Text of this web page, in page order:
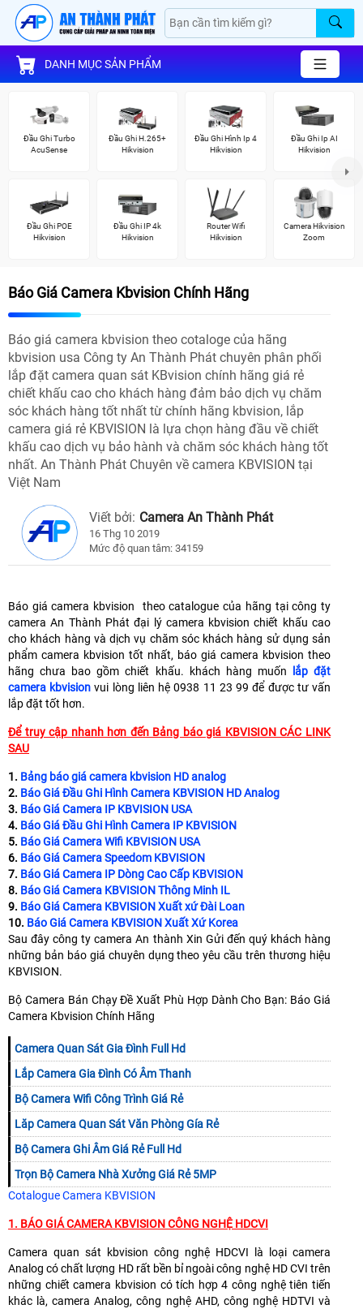
DANH MỤC SẢN PHẨM
Đầu Ghi Turbo
AcuSense
Đầu Ghi H.265+
Hikvision
Đầu Ghi Hình Ip 4
Hikvision
Đầu Ghi Ip AI
Hikvision
Đầu Ghi POE
Hikvision
Đầu Ghi IP 4k
Hikvision
Router Wifi
Hikvision
Camera Hikvision
Zoom
Báo Giá Camera Kbvision Chính Hãng
Báo giá camera kbvision theo cotaloge của hãng
kbvision usa Công ty An Thành Phát chuyên phân phối
lắp đặt camera quan sát KBvision chính hãng giá rẻ
chiết khấu cao cho khách hàng đảm bảo dịch vụ chăm
sóc khách hàng tốt nhất từ chính hãng kbvision, lắp
camera giá rẻ KBVISION là lựa chọn hàng đầu về chiết
khấu cao dịch vụ bảo hành và chăm sóc khách hàng tốt
nhất. An Thành Phát Chuyên về camera KBVISION tại
Việt Nam
Viết bởi: Camera An Thành Phát
16 Thg 10 2019
Mức độ quan tâm: 34159
Báo giá camera kbvision theo catalogue của hãng tại công ty
camera An Thành Phát đại lý camera kbvision chiết khấu cao
cho khách hàng và dịch vụ chăm sóc khách hàng sử dụng sản
phẩm camera kbvision tốt nhất, báo giá camera kbvision theo
hãng chưa bao gồm chiết khấu. khách hàng muốn
lắp đặt
camera kbvision vui lòng liên hệ 0938 11 23 99 để được tư vấn
lắp đặt tốt hơn.
Để truy cập nhanh hơn đến Bảng báo giá KBVISION CÁC LINK
SAU
1. Bảng báo giá camera kbvision HD analog
2. Báo Giá Đầu Ghi Hình Camera KBVISION HD Analog
3. Báo Giá Camera IP KBVISION USA
4. Báo Giá Đầu Ghi Hình Camera IP KBVISION
5. Báo Giá Camera Wifi KBVISION USA
6. Báo Giá Camera Speedom KBVISION
7. Báo Giá Camera IP Dòng Cao Cấp KBVISION
8. Báo Giá Camera KBVISION Thông Minh IL
9. Báo Giá Camera KBVISION Xuất xứ Đài Loan
10. Báo Giá Camera KBVISION Xuất Xứ Korea
Sau đây công ty camera An thành Xin Gửi đến quý khách hàng
những bản báo giá chuyên dụng theo yêu cầu trên thương hiệu
KBVISION.
Bộ Camera Bán Chạy Đề Xuất Phù Hợp Dành Cho Bạn: Báo Giá
Camera Kbvision Chính Hãng
Camera Quan Sát Gia Đình Full Hd
Lắp Camera Gia Đình Có Âm Thanh
Bộ Camera Wifi Công Trình Giá Rẻ
Lăp Camera Quan Sát Văn Phòng Gía Rẻ
Bộ Camera Ghi Âm Giá Rẻ Full Hd
Trọn Bộ Camera Nhà Xưởng Giá Rẻ 5MP
Cotalogue Camera KBVISION
1. BÁO GIÁ CAMERA KBVISION CÔNG NGHỆ HDCVI
Camera quan sát kbvision công nghệ HDCVI là loại camera
Analog có chất lượng HD rất bền bỉ ngoài công nghệ HD CVI trên
những chiết camera kbvision có tích hợp 4 công nghệ tiên tiến
khác là, camera Analog, công nghệ AHD, công nghệ HDTVI và